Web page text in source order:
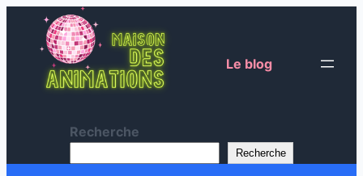
Le blog
Recherche
Recherche